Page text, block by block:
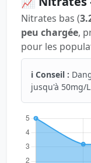
Nitrates bas (
peu chargée,
pour les
ℹ️ Conseil :
jusqu'à 50mg/